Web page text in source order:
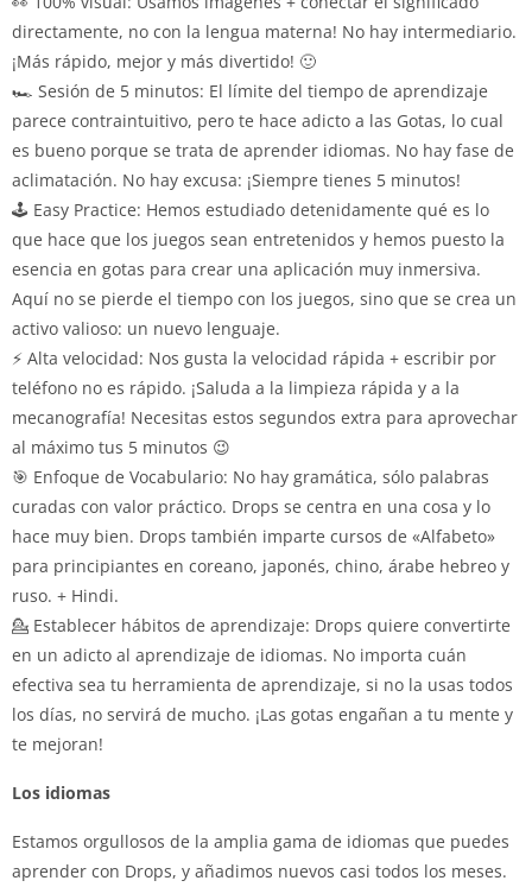
directamente, no con la lengua materna! No hay intermediario.
¡Más rápido, mejor y más divertido! 🙂
🏎️ Sesión de 5 minutos: El límite del tiempo de aprendizaje
parece contraintuitivo, pero te hace adicto a las Gotas, lo cual
es bueno porque se trata de aprender idiomas. No hay fase de
aclimatación. No hay excusa: ¡Siempre tienes 5 minutos!
🕹️ Easy Practice: Hemos estudiado detenidamente qué es lo
que hace que los juegos sean entretenidos y hemos puesto la
esencia en gotas para crear una aplicación muy inmersiva.
Aquí no se pierde el tiempo con los juegos, sino que se crea un
activo valioso: un nuevo lenguaje.
⚡ Alta velocidad: Nos gusta la velocidad rápida + escribir por
teléfono no es rápido. ¡Saluda a la limpieza rápida y a la
mecanografía! Necesitas estos segundos extra para aprovechar
al máximo tus 5 minutos 😉
🎯 Enfoque de Vocabulario: No hay gramática, sólo palabras
curadas con valor práctico. Drops se centra en una cosa y lo
hace muy bien. Drops también imparte cursos de «Alfabeto»
para principiantes en coreano, japonés, chino, árabe hebreo y
ruso. + Hindi.
💁 Establecer hábitos de aprendizaje: Drops quiere convertirte
en un adicto al aprendizaje de idiomas. No importa cuán
efectiva sea tu herramienta de aprendizaje, si no la usas todos
los días, no servirá de mucho. ¡Las gotas engañan a tu mente y
te mejoran!
Los idiomas
Estamos orgullosos de la amplia gama de idiomas que puedes
aprender con Drops, y añadimos nuevos casi todos los meses.